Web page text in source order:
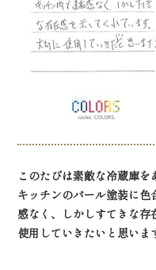
このたびは素敵な冷蔵庫
キッチンのパール塗装に
感なく、しかしすてきな存
使用していきたいと思い